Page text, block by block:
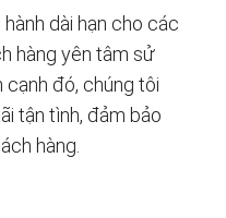
dài hạn cho các
hàng yên tâm sử
cạnh đó, chúng tôi
tận tình, đảm bảo
hàng.